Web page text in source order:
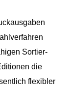
Sortier-
die
flexibler